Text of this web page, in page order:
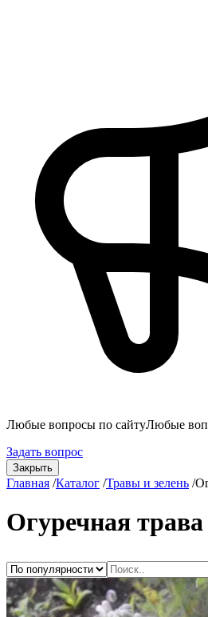
Любые вопросы по сайтуЛюбые
Задать вопрос
Закрыть
Главная /Каталог /Травы и зелень /
Огуречная